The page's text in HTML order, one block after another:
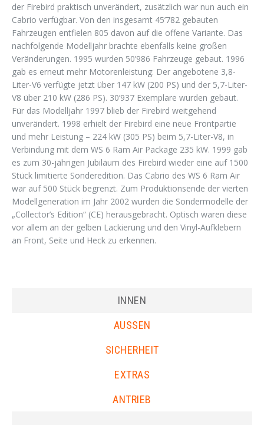
der Firebird praktisch unverändert, zusätzlich war nun auch ein
Cabrio verfügbar. Von den insgesamt 45’782 gebauten
Fahrzeugen entfielen 805 davon auf die offene Variante. Das
nachfolgende Modelljahr brachte ebenfalls keine großen
Veränderungen. 1995 wurden 50’986 Fahrzeuge gebaut. 1996
gab es erneut mehr Motorenleistung: Der angebotene 3,8-
Liter-V6 verfügte jetzt über 147 kW (200 PS) und der 5,7-Liter-
V8 über 210 kW (286 PS). 30’937 Exemplare wurden gebaut.
Für das Modelljahr 1997 blieb der Firebird weitgehend
unverändert. 1998 erhielt der Firebird eine neue Frontpartie
und mehr Leistung – 224 kW (305 PS) beim 5,7-Liter-V8, in
Verbindung mit dem WS 6 Ram Air Package 235 kW. 1999 gab
es zum 30-jährigen Jubiläum des Firebird wieder eine auf 1500
Stück limitierte Sonderedition. Das Cabrio des WS 6 Ram Air
war auf 500 Stück begrenzt. Zum Produktionsende der vierten
Modellgeneration im Jahr 2002 wurden die Sondermodelle der
„Collector’s Edition“ (CE) herausgebracht. Optisch waren diese
vor allem an der gelben Lackierung und den Vinyl-Aufklebern
an Front, Seite und Heck zu erkennen.
INNEN
AUSSEN
SICHERHEIT
EXTRAS
ANTRIEB